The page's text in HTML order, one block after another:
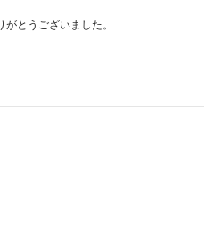
とうございました。